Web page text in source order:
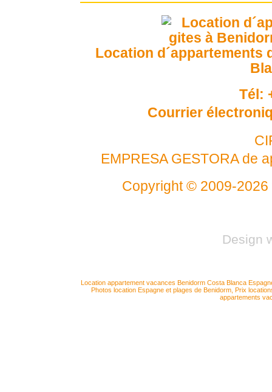
Location d´appartements
Tél:
Courrier
EMPRESA GESTORA de
Copyright © 2009-2026
Design
Location appartement vacances Benidorm Costa Blanca
Photos location Espagne et plages de Benidorm,
Prix
appartements